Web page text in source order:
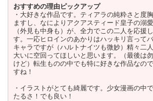
おすすめの理由ピックアップ
・大好きな作品です。ティアラの純粋さと度
ますし、なによりアクアスティード皇子の溺
（外見も中身も）が、全力でこの二人を応援
す。一応ヒロインのあかりはハッキリ言って
キャラですが（ハルトナイツも微妙）精々二
大いに空回ってほしいと思います。（最後は
けど）転生ものの中でも特に好きな作品なの
すね！
・イラストがとても綺麗です。少女漫画の中
たるさ！でも良い！